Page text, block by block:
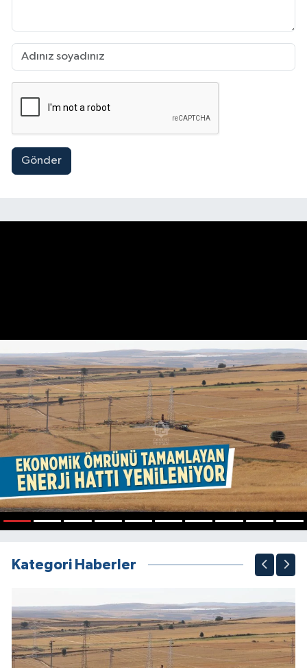
Gönder
Kategori Haberler